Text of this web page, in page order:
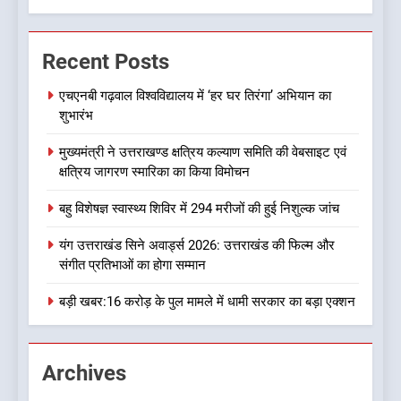
7
रहे हैं उत्तराखंड भाजपा के नए प्रदेश
सुगबुगाहट तेज
उत्तराखण्ड
दुखद खबर:उत्तराखंड में मौत की खाई
में समाया पूरा परिवार, पांच की दर्दनाक
मौत
उत्तराखण्ड
1
एचएनबी गढ़वाल विश्वविद्यालय में ‘हर
घर तिरंगा’ अभियान का शुभारंभ
उत्तराखण्ड
2
Recent Posts
एचएनबी गढ़वाल विश्वविद्यालय में ‘हर घर तिरंगा’ अभियान का
शुभारंभ
मुख्यमंत्री ने उत्तराखण्ड क्षत्रिय कल्याण समिति की वेबसाइट एवं
क्षत्रिय जागरण स्मारिका का किया विमोचन
बहु विशेषज्ञ स्वास्थ्य शिविर में 294 मरीजों की हुई निशुल्क जांच
यंग उत्तराखंड सिने अवार्ड्स 2026: उत्तराखंड की फिल्म और
संगीत प्रतिभाओं का होगा सम्मान
बड़ी खबर:16 करोड़ के पुल मामले में धामी सरकार का बड़ा एक्शन
Archives